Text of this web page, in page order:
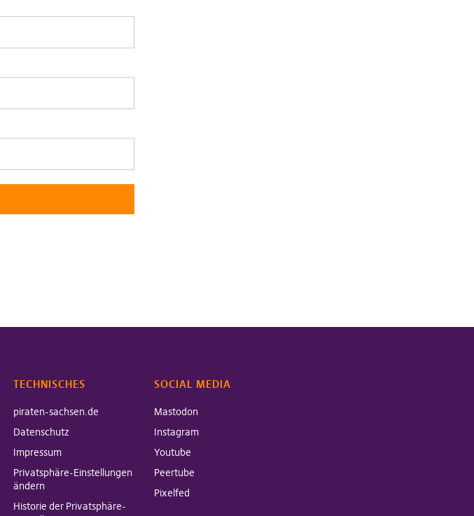
TECHNISCHES
piraten-sachsen.de
Datenschutz
Impressum
Privatsphäre-Einstellungen
ändern
Historie der Privatsphäre-
SOCIAL MEDIA
Mastodon
Instagram
Youtube
Peertube
Pixelfed